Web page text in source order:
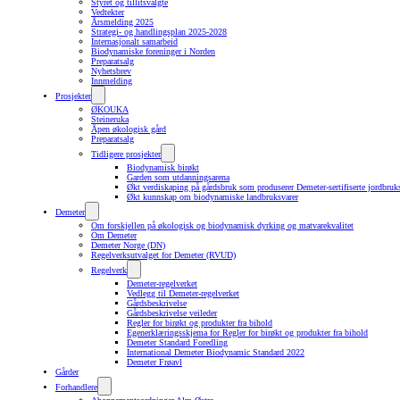
Styret og tillitsvalgte
Vedtekter
Årsmelding 2025
Strategi- og handlingsplan 2025-2028
Internasjonalt samarbeid
Biodynamiske foreninger i Norden
Preparatsalg
Nyhetsbrev
Innmelding
Prosjekter
ØKOUKA
Steineruka
Åpen økologisk gård
Preparatsalg
Tidligere prosjekter
Biodynamisk birøkt
Garden som utdanningsarena
Økt verdiskaping på gårdsbruk som produserer Demeter-sertifiserte
Økt kunnskap om biodynamiske landbruksvarer
Demeter
Om forskjellen på økologisk og biodynamisk dyrking og matvarekvalitet
Om Demeter
Demeter Norge (DN)
Regelverksutvalget for Demeter (RVUD)
Regelverk
Demeter-regelverket
Vedlegg til Demeter-regelverket
Gårdsbeskrivelse
Gårdsbeskrivelse veileder
Regler for birøkt og produkter fra bihold
Egenerklæringsskjema for Regler for birøkt og produkter fra bihold
Demeter Standard Foredling
International Demeter Biodynamic Standard 2022
Demeter Frøavl
Gårder
Forhandlere